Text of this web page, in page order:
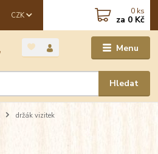
Menu
CZK
Hledat
0 ks
za 0 Kč
držák vizitek